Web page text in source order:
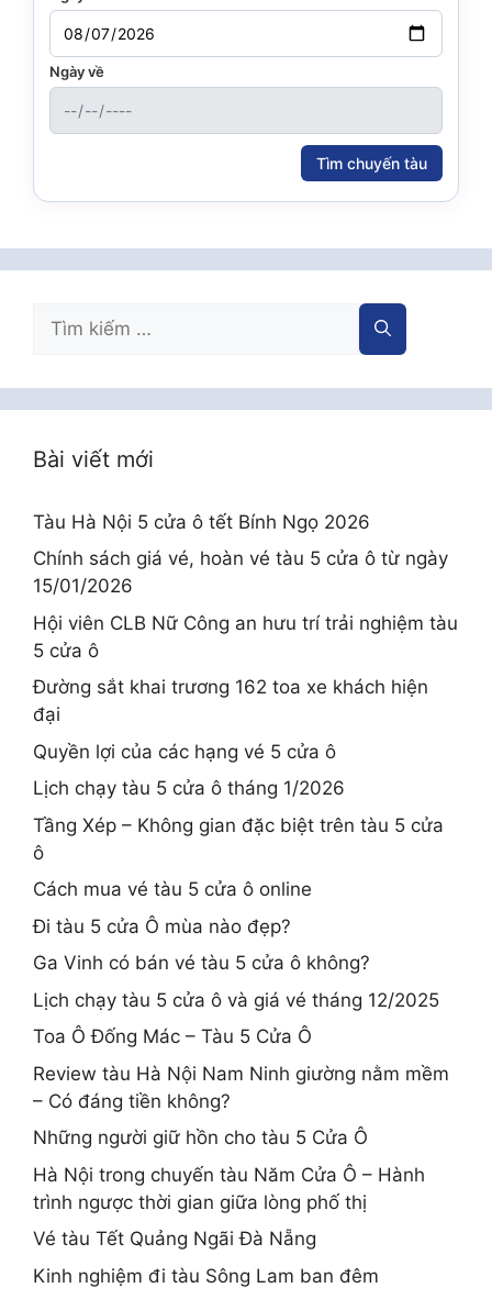
Ngày về
Tìm chuyến tàu
Tìm
kiếm
Bài viết mới
Tàu Hà Nội 5 cửa ô tết Bính Ngọ 2026
Chính sách giá vé, hoàn vé tàu 5 cửa ô từ ngày
15/01/2026
Hội viên CLB Nữ Công an hưu trí trải nghiệm tàu
5 cửa ô
Đường sắt khai trương 162 toa xe khách hiện
đại
Quyền lợi của các hạng vé 5 cửa ô
Lịch chạy tàu 5 cửa ô tháng 1/2026
Tầng Xép – Không gian đặc biệt trên tàu 5 cửa
ô
Cách mua vé tàu 5 cửa ô online
Đi tàu 5 cửa Ô mùa nào đẹp?
Ga Vinh có bán vé tàu 5 cửa ô không?
Lịch chạy tàu 5 cửa ô và giá vé tháng 12/2025
Toa Ô Đống Mác – Tàu 5 Cửa Ô
Review tàu Hà Nội Nam Ninh giường nằm mềm
– Có đáng tiền không?
Những người giữ hồn cho tàu 5 Cửa Ô
Hà Nội trong chuyến tàu Năm Cửa Ô – Hành
trình ngược thời gian giữa lòng phố thị
Vé tàu Tết Quảng Ngãi Đà Nẵng
Kinh nghiệm đi tàu Sông Lam ban đêm